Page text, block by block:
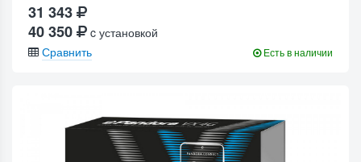
31 343
40 350
c установкой
Сравнить
Есть в наличии